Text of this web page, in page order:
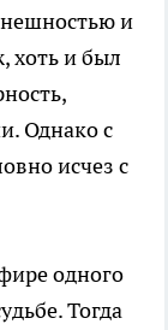
и
хоть и был
Однако с
исчез с
одного
Тогда